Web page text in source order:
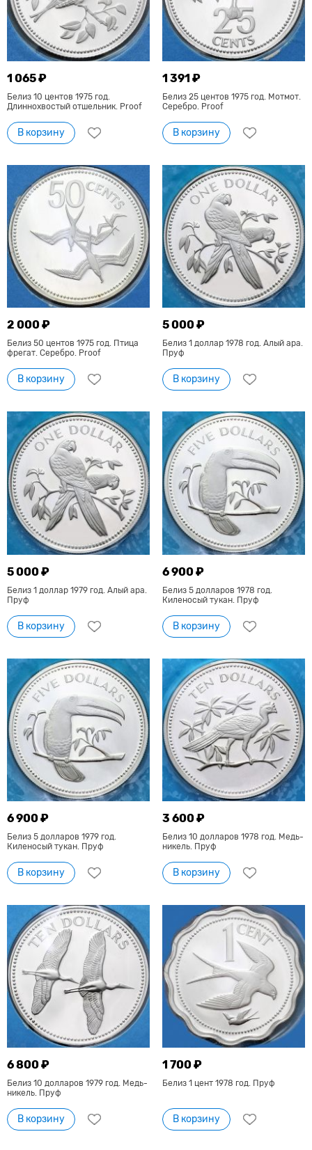
1 065 ₽
Белиз 10 центов 1975 год.
Длиннохвостый отшельник. Proof
В корзину
1 391 ₽
Белиз 25 центов 1975 год. Мотмот.
Серебро. Proof
В корзину
2 000 ₽
Белиз 50 центов 1975 год. Птица
фрегат. Серебро. Proof
В корзину
5 000 ₽
Белиз 1 доллар 1978 год. Алый ара.
Пруф
В корзину
5 000 ₽
Белиз 1 доллар 1979 год. Алый ара.
Пруф
В корзину
6 900 ₽
Белиз 5 долларов 1978 год.
Киленосый тукан. Пруф
В корзину
6 900 ₽
Белиз 5 долларов 1979 год.
Киленосый тукан. Пруф
В корзину
3 600 ₽
Белиз 10 долларов 1978 год. Медь-
никель. Пруф
В корзину
6 800 ₽
Белиз 10 долларов 1979 год. Медь-
никель. Пруф
В корзину
1 700 ₽
Белиз 1 цент 1978 год. Пруф
В корзину